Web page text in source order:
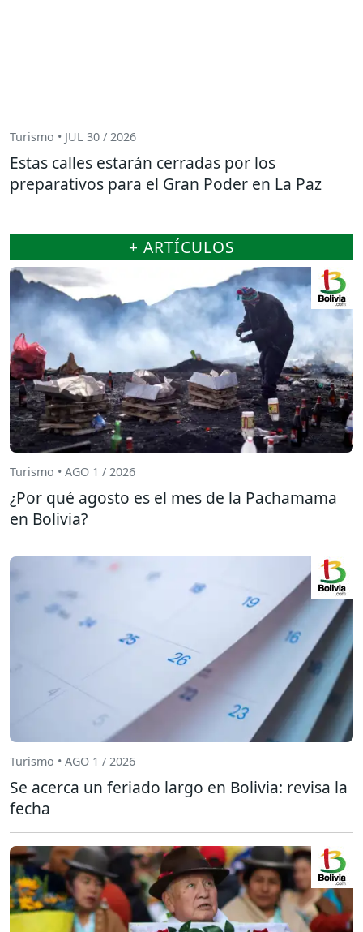
Turismo • JUL 30 / 2026
Estas calles estarán cerradas por los
preparativos para el Gran Poder en La Paz
+ ARTÍCULOS
Turismo • AGO 1 / 2026
¿Por qué agosto es el mes de la Pachamama
en Bolivia?
Turismo • AGO 1 / 2026
Se acerca un feriado largo en Bolivia: revisa la
fecha